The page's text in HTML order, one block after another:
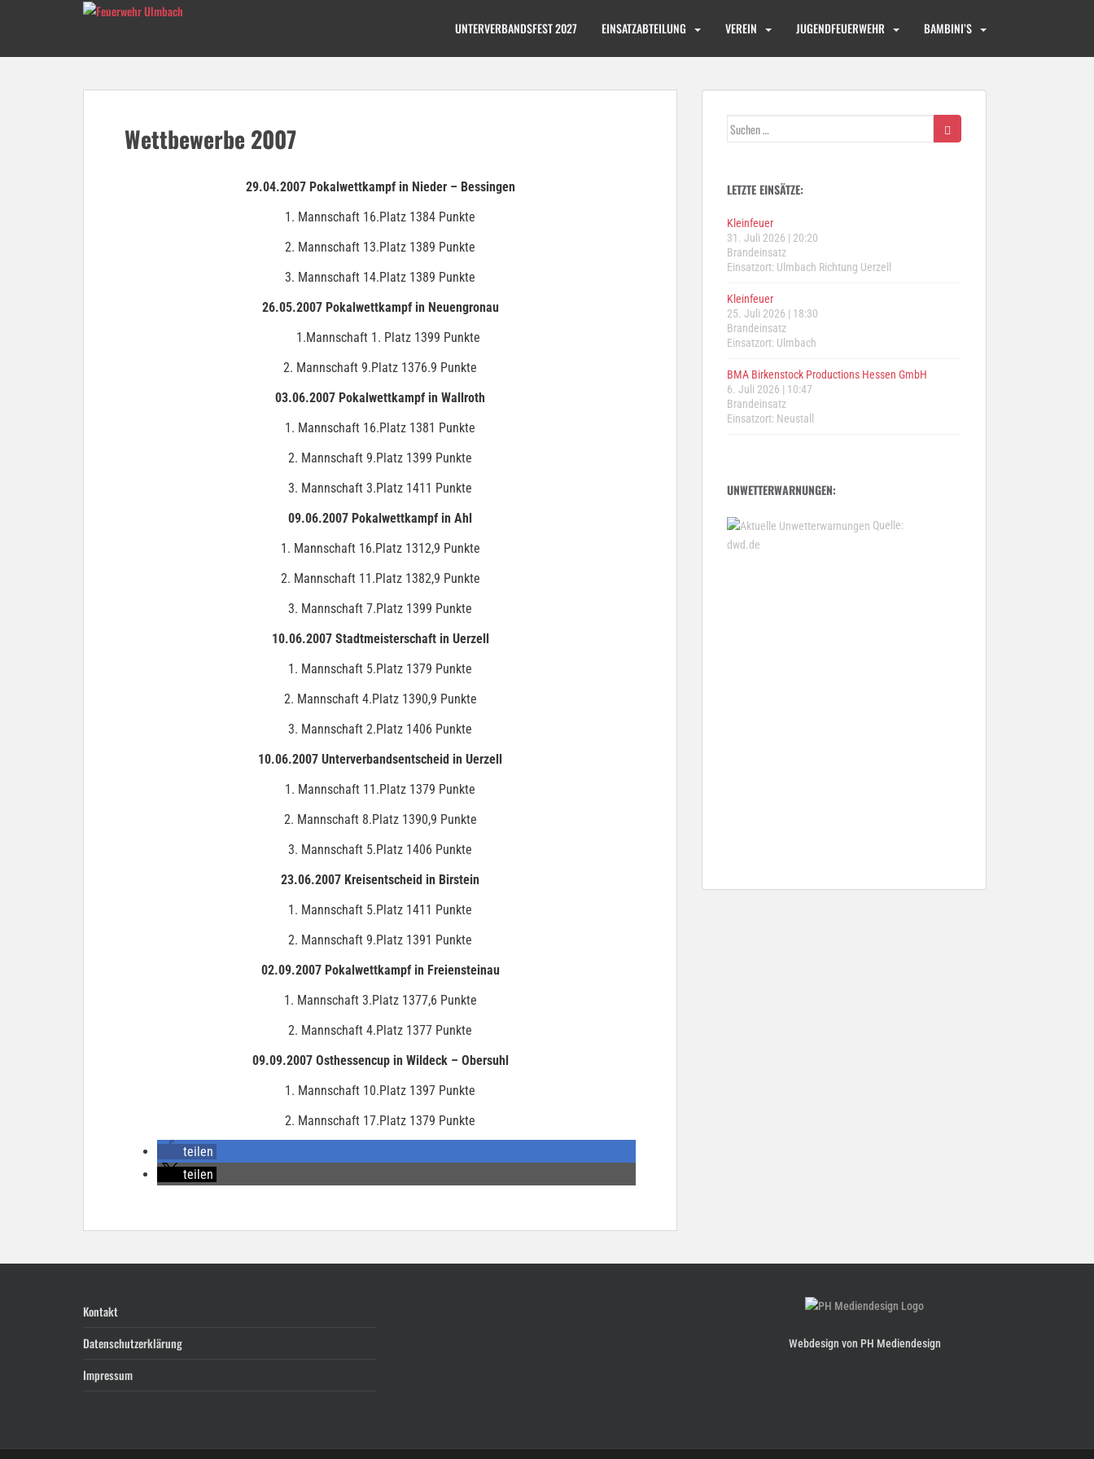
Skip to main content
UNTERVERBANDSFEST 2027 EINSATZABTEILUNG VEREIN JUGENDFEUERWEHR BAMBINI’S
Wettbewerbe 2007
29.04.2007 Pokalwettkampf in Nieder – Bessingen
1. Mannschaft 16.Platz 1384 Punkte
2. Mannschaft 13.Platz 1389 Punkte
3. Mannschaft 14.Platz 1389 Punkte
26.05.2007 Pokalwettkampf in Neuengronau
1.Mannschaft 1. Platz 1399 Punkte
2. Mannschaft 9.Platz 1376.9 Punkte
03.06.2007 Pokalwettkampf in Wallroth
1. Mannschaft 16.Platz 1381 Punkte
2. Mannschaft 9.Platz 1399 Punkte
3. Mannschaft 3.Platz 1411 Punkte
09.06.2007 Pokalwettkampf in Ahl
1. Mannschaft 16.Platz 1312,9 Punkte
2. Mannschaft 11.Platz 1382,9 Punkte
3. Mannschaft 7.Platz 1399 Punkte
10.06.2007 Stadtmeisterschaft in Uerzell
1. Mannschaft 5.Platz 1379 Punkte
2. Mannschaft 4.Platz 1390,9 Punkte
3. Mannschaft 2.Platz 1406 Punkte
10.06.2007 Unterverbandsentscheid in Uerzell
1. Mannschaft 11.Platz 1379 Punkte
2. Mannschaft 8.Platz 1390,9 Punkte
3. Mannschaft 5.Platz 1406 Punkte
23.06.2007 Kreisentscheid in Birstein
1 . Mannschaft 5.Platz 1411 Punkte
2. Mannschaft 9.Platz 1391 Punkte
02.09.2007 Pokalwettkampf in Freiensteinau
1 . Mannschaft 3.Platz 1377,6 Punkte
2. Mannschaft 4.Platz 1377 Punkte
09.09.2007 Osthessencup in Wildeck – Obersuhl
1 . Mannschaft 10.Platz 1397 Punkte
2. Mannschaft 17.Platz 1379 Punkte
teilen
teilen
Suchen
LETZTE EINSÄTZE:
Kleinfeuer
31. Juli 2026 | 20:20
Brandeinsatz
Einsatzort: Ulmbach Richtung Uerzell
Kleinfeuer
25. Juli 2026 | 18:30
Brandeinsatz
Einsatzort: Ulmbach
BMA Birkenstock Productions Hessen GmbH
6. Juli 2026 | 10:47
Brandeinsatz
Einsatzort: Neustall
UNWETTERWARNUNGEN:
Quelle:
dwd.de
Kontakt
Datenschutzerklärung
Impressum
Webdesign von PH Mediendesign